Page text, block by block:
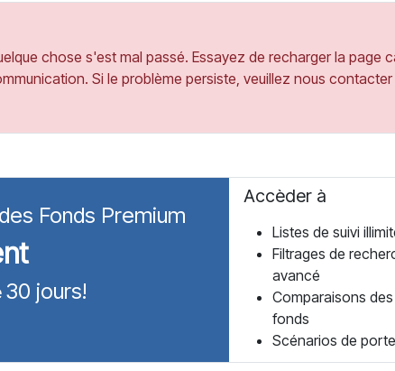
chose s'est mal passé. Essayez de recharger la page
Si le problème persiste, veuillez nous
Fonds Premium
30 jours!
Accèder à
Listes de suivi
Filtrages de
avancé
Comparaisons des
fonds
Scénarios de